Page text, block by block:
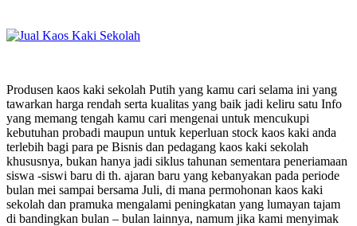
Produsen kaos kaki sekolah Putih yang kamu cari selama ini yang
tawarkan harga rendah serta kualitas yang baik jadi keliru satu Info
yang memang tengah kamu cari mengenai untuk mencukupi
kebutuhan probadi maupun untuk keperluan stock kaos kaki anda
terlebih bagi para pe Bisnis dan pedagang kaos kaki sekolah
khususnya, bukan hanya jadi siklus tahunan sementara peneriamaan
siswa -siswi baru di th. ajaran baru yang kebanyakan pada periode
bulan mei sampai bersama Juli, di mana permohonan kaos kaki
sekolah dan pramuka mengalami peningkatan yang lumayan tajam
di bandingkan bulan – bulan lainnya, namum jika kami menyimak